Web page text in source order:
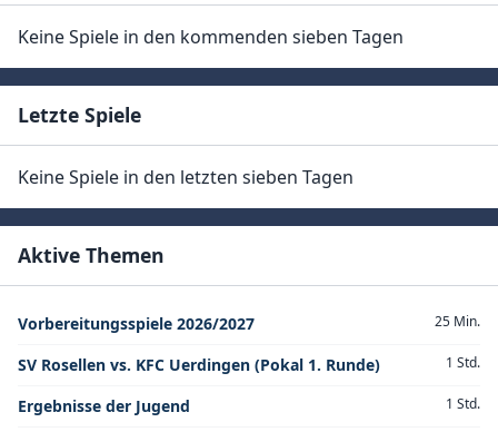
Keine Spiele in den kommenden sieben Tagen
Letzte Spiele
Keine Spiele in den letzten sieben Tagen
Aktive Themen
Vorbereitungsspiele 2026/2027 25 Min.
SV Rosellen vs. KFC Uerdingen (Pokal 1. Runde) 1 Std.
Ergebnisse der Jugend 1 Std.